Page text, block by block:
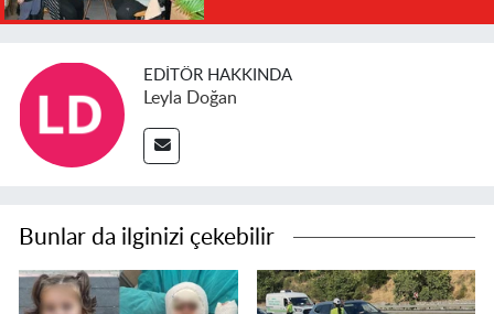
EDITÖR HAKKINDA
Leyla Doğan
Bunlar da ilginizi çekebilir